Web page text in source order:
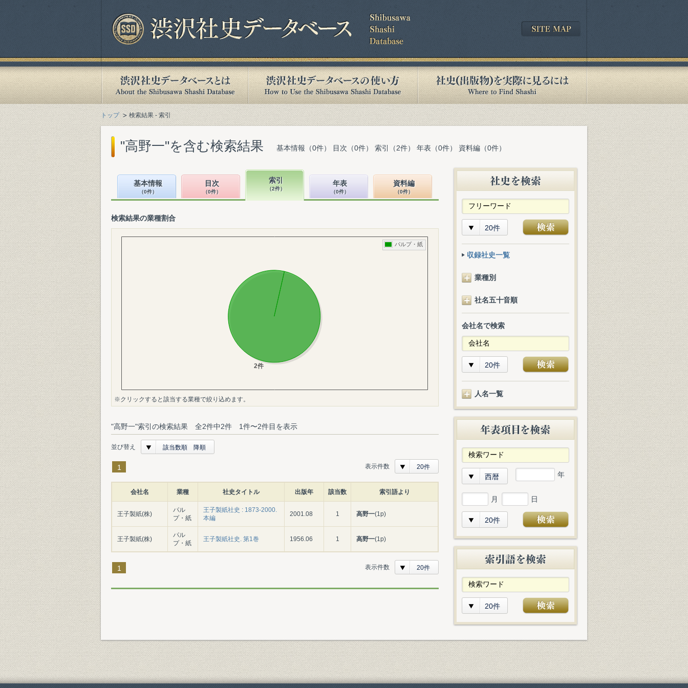
トップ 検索結果 - 索引
"高野一"を含む検索結果 基本情報（0件） 目次（0件） 索引（2件） 年表（0件） 資料編（0件）
基本情報
（0件）
目次
（0件）
索引
（2件）
年表
（0件）
資料編
（0件）
検索結果の業種割合
※クリックすると該当する業種で絞り込めます。
"高野一"索引の検索結果 全2件中2件 1件〜2件目を表示
並び替え 該当数順 降順
1 表示件数 20件
会社名 業種 社史タイトル 出版年 該当数 索引語より
王子製紙(株)
パル
プ・紙
王子製紙社史 : 1873-2000.
本編
2001.08 1 高野一(1p)
王子製紙(株)
パル
プ・紙
王子製紙社史. 第1巻 1956.06 1 高野一(1p)
1 表示件数 20件
20件
収録社史一覧
業種別
社名五十音順
会社名で検索
20件
人名一覧
西暦 年
月 日
20件
20件